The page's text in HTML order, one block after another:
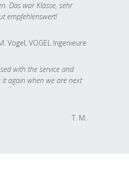
Das war Klasse, sehr
empfehlenswert!
Vogel, VOGEL Ingenieure
with the service and
again when we are next
T. M.